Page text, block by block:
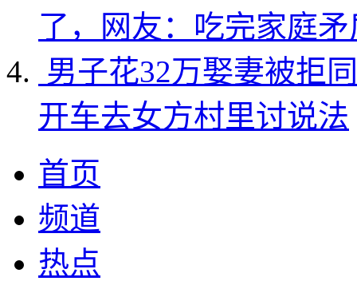
了，网友：吃完家庭
男子花32万娶妻被拒
开车去女方村里讨说法
首页
频道
热点